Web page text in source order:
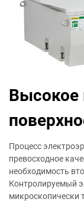
Высокое
Процесс
превосходное
необходимость
Контролируемый
микроскопически